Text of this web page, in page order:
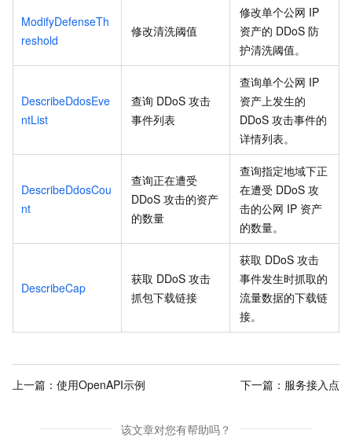
ModifyDefenseTh
reshold
修改清洗阈值
修改单个公网 IP
资产的 DDoS 防
护清洗阈值。
DescribeDdosEve
ntList
查询 DDoS 攻击
事件列表
查询单个公网 IP
资产上发生的
DDoS 攻击事件的
详情列表。
DescribeDdosCou
nt
查询正在遭受
DDoS 攻击的资产
的数量
查询指定地域下正
在遭受 DDoS 攻
击的公网 IP 资产
的数量。
DescribeCap
获取 DDoS 攻击
抓包下载链接
获取 DDoS 攻击
事件发生时抓取的
流量数据的下载链
接。
上一篇： 使用OpenAPI示例 下一篇： 服务接入点
该文章对您有帮助吗？